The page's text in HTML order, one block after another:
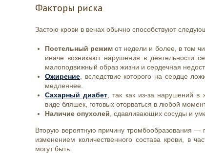
Факторы риска
Застою крови в венах обычно способствуют
Постельный режим от недели и более, в том
иначе возникают нарушения в деятельности
малоподвижный образ жизни и сердечная
Ожирение , вследствие которого на сердце
медленнее.
Сахарный диабет , так как из-за нарушений
виде бляшек, готовых оторваться в любой
Наличие опухолей , сдавливающих сосуды и
Вторую вероятную причину тромбообразования
изменением количественного состава крови, в
могут быть: